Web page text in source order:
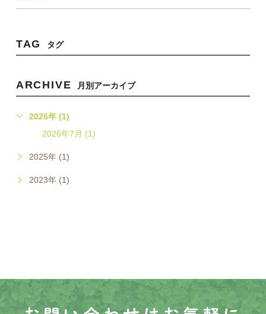
TAG タグ
ARCHIVE 月別アーカイブ
2026年 (1)
2026年7月 (1)
2025年 (1)
2023年 (1)